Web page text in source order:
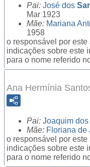
Pai: José dos
Mar 1923
Mãe: Mariana
1958
o responsável por
indicações sobre este
para o nome referido
Ana Hermínia
Pai: Joaquim dos
Mãe: Floriana de
o responsável por
indicações sobre este
para o nome referido